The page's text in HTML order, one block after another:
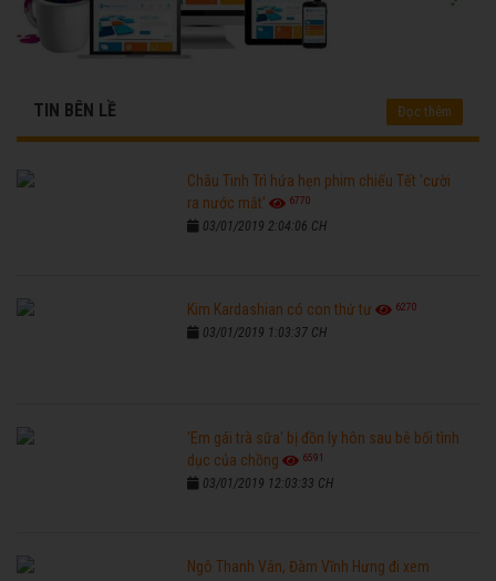
TIN BÊN LỀ Đọc thêm
Châu Tinh Trì hứa hẹn phim chiếu Tết 'cười
ra nước mắt'
6770
03/01/2019 2:04:06 CH
Kim Kardashian có con thứ tư 6270
03/01/2019 1:03:37 CH
'Em gái trà sữa' bị đồn ly hôn sau bê bối tình
dục của chồng
6591
03/01/2019 12:03:33 CH
Ngô Thanh Vân, Đàm Vĩnh Hưng đi xem